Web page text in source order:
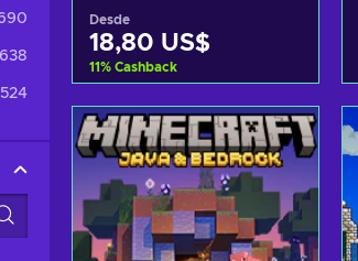
638
524
Desde
18,80 US$
11% Cashback
Añadir al carrito
Ver ofertas